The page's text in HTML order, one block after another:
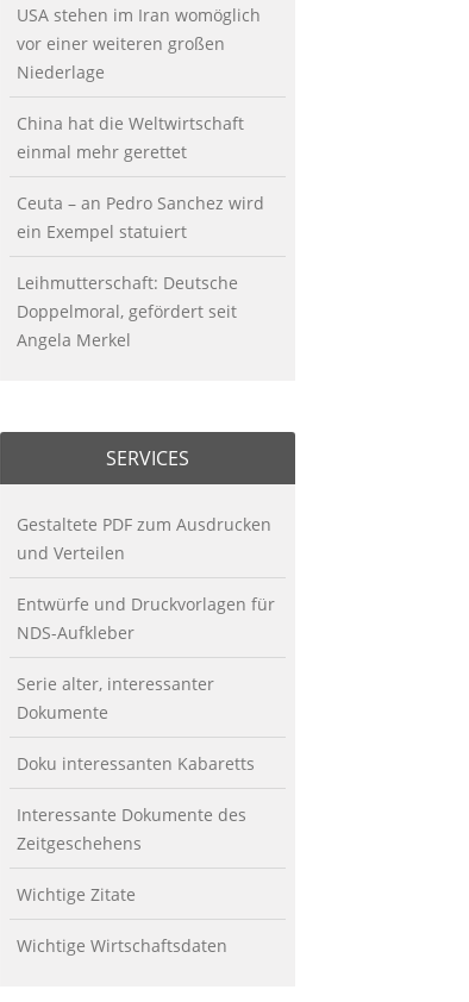
USA stehen im Iran womöglich
vor einer weiteren großen
Niederlage
China hat die Weltwirtschaft
einmal mehr gerettet
Ceuta – an Pedro Sanchez wird
ein Exempel statuiert
Leihmutterschaft: Deutsche
Doppelmoral, gefördert seit
Angela Merkel
SERVICES
Gestaltete PDF zum Ausdrucken
und Verteilen
Entwürfe und Druckvorlagen für
NDS-Aufkleber
Serie alter, interessanter
Dokumente
Doku interessanten Kabaretts
Interessante Dokumente des
Zeitgeschehens
Wichtige Zitate
Wichtige Wirtschaftsdaten